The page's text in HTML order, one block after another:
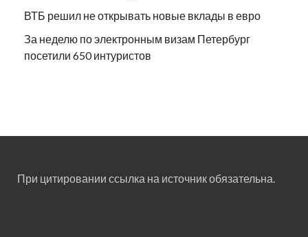
ВТБ решил не открывать новые вклады в евро
За неделю по электронным визам Петербург
посетили 650 интуристов
При цитировании ссылка на источник обязательна.